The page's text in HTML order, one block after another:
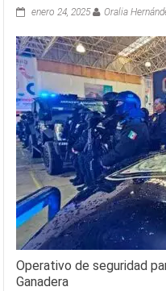
enero 24, 2025 Oralia
Operativo de seguridad
Ganadera